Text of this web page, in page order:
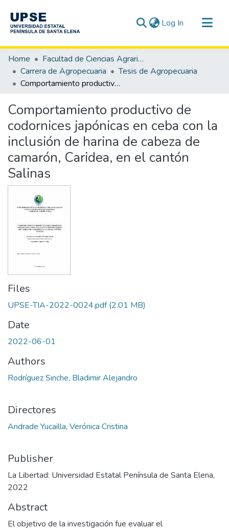
Log In (current)
Communities & Collections
All of DSpace
Statistics
Home
Facultad de Ciencias Agrarias
Carrera de Agropecuaria
Tesis de Agropecuaria
Comportamiento productivo de codornices japónicas en ceba con la inclusión de harina de cabeza de camarón, Caridea, en el cantón Salinas
Comportamiento productivo de
codornices japónicas en ceba con la
inclusión de harina de cabeza de
camarón, Caridea, en el cantón
Salinas
Files
UPSE-TIA-2022-0024.pdf(2.01 MB)
Date
2022-06-01
Authors
Rodríguez Sinche, Bladimir Alejandro
Directores
Andrade Yucailla, Verónica Cristina
Publisher
La Libertad: Universidad Estatal Península de Santa Elena,
2022
Abstract
El objetivo de la investigación fue evaluar el